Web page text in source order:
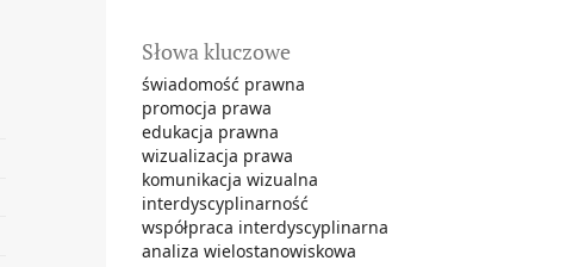
Słowa kluczowe
świadomość prawna
promocja prawa
edukacja prawna
wizualizacja prawa
komunikacja wizualna
interdyscyplinarność
współpraca interdyscyplinarna
analiza wielostanowiskowa